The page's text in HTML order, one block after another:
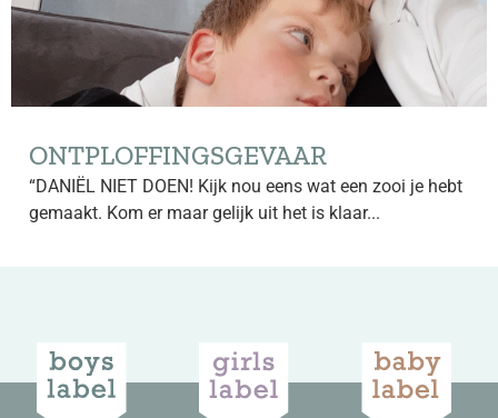
ONTPLOFFINGSGEVAAR
“DANIËL NIET DOEN! Kijk nou eens wat een zooi je hebt
gemaakt. Kom er maar gelijk uit het is klaar...